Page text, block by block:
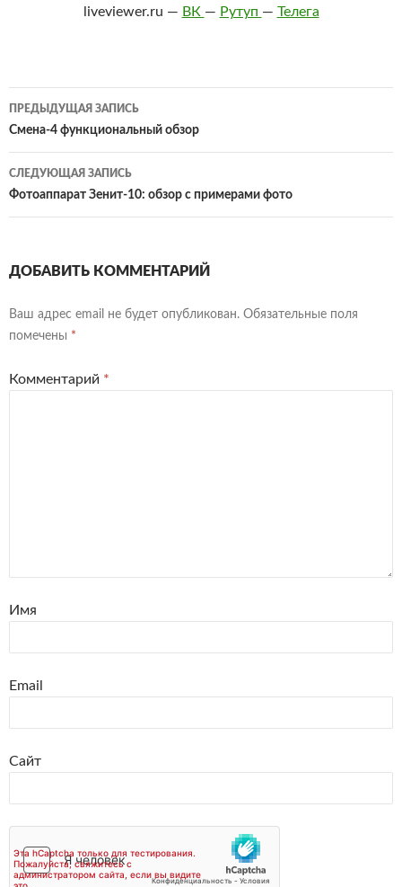
liveviewer.ru — ВК — Рутуп — Телега
Навигация
по
записям
ПРЕДЫДУЩАЯ ЗАПИСЬ
Смена-4 функциональный обзор
СЛЕДУЮЩАЯ ЗАПИСЬ
Фотоаппарат Зенит-10: обзор с примерами фото
ДОБАВИТЬ КОММЕНТАРИЙ
Ваш адрес email не будет опубликован. Обязательные поля
помечены *
Комментарий *
Имя
Email
Сайт